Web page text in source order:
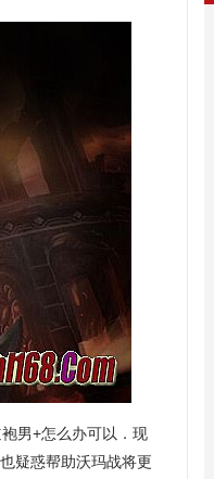
男+怎么办可以．现
疑惑帮助沃玛战将更